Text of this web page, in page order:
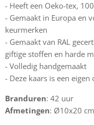
- Heeft een Oeko-tex,
- Gemaakt in Europa en
keurmerken
- Gemaakt van RAL
giftige stoffen en harde
- Volledig handgemaakt
- Deze kaars is een
Branduren: 42 uur
Afmetingen: Ø10x20 cm